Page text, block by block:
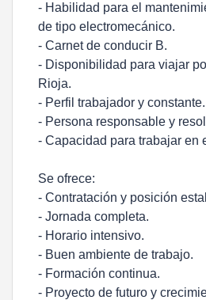
- Habilidad para el
de tipo electromecánico.
- Carnet de conducir B.
- Disponibilidad para viajar
Rioja.
- Perfil trabajador y constante.
- Persona responsable y
- Capacidad para trabajar en
Se ofrece:
- Contratación y posición
- Jornada completa.
- Horario intensivo.
- Buen ambiente de trabajo.
- Formación continua.
- Proyecto de futuro y